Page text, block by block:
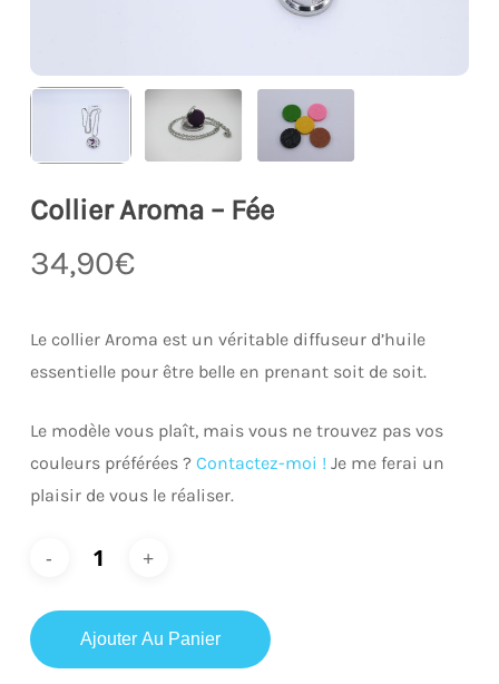
Collier Aroma – Fée
34,90€
Le collier Aroma est un véritable diffuseur d’huile
essentielle pour être belle en prenant soit de soit.
Le modèle vous plaît, mais vous ne trouvez pas vos
couleurs préférées ? Contactez-moi ! Je me ferai un
plaisir de vous le réaliser.
Ajouter Au Panier